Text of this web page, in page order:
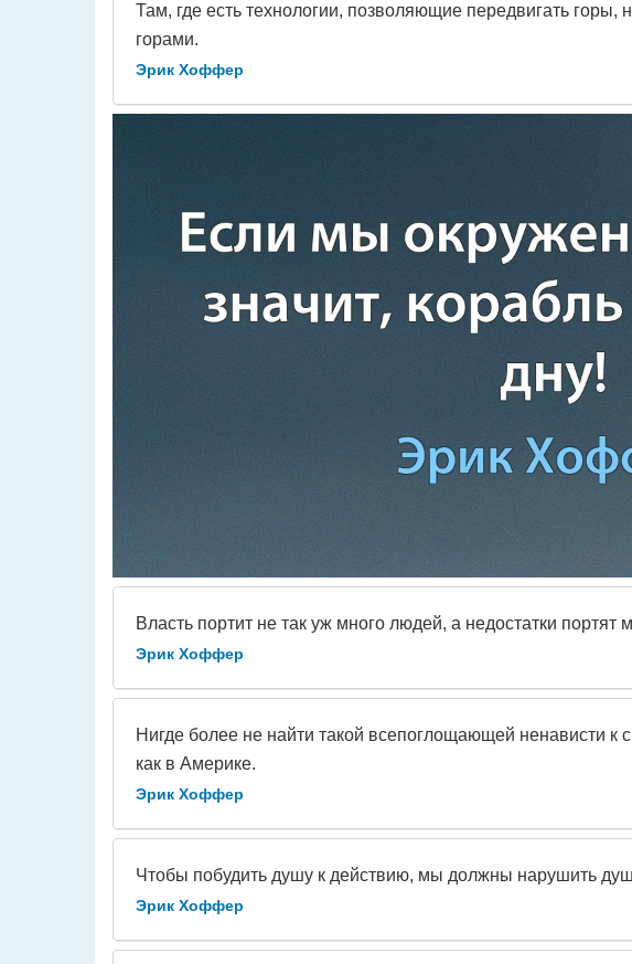
Там, где есть технологии, позволяющие передвигать горы,
горами.
Эрик Хоффер
Власть портит не так уж много людей, а недостатки портят
Эрик Хоффер
Нигде более не найти такой всепоглощающей ненависти к
как в Америке.
Эрик Хоффер
Чтобы побудить душу к действию, мы должны нарушить
Эрик Хоффер